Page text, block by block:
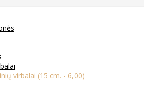
virbalai (15 cm. - 6,00)